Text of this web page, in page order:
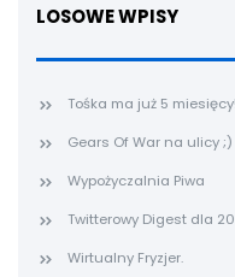
LOSOWE WPISY
Tośka ma już 5 miesięcy!
Gears Of War na ulicy ;)
Wypożyczalnia Piwa
Twitterowy Digest dla
Wirtualny Fryzjer.